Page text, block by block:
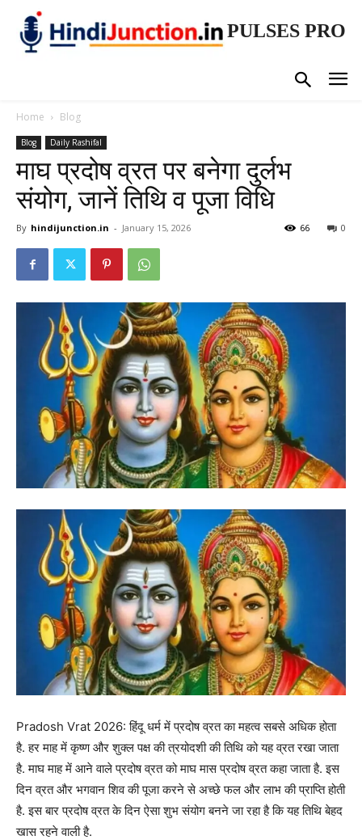
PULSES PRO
Home Blog
Blog Daily Rashifal
माघ प्रदोष व्रत पर बनेगा दुर्लभ
संयोग, जानें तिथि व पूजा विधि
By hindijunction.in - January 15, 2026 0
66
Pradosh Vrat 2026: हिंदू धर्म में प्रदोष व्रत का महत्व सबसे अधिक होता
है. हर माह में कृष्‍ण और शुक्‍ल पक्ष की त्रयोदशी की तिथि को यह व्रत रखा जाता
है. माघ माह में आने वाले प्रदोष व्रत को माघ मास प्रदोष व्रत कहा जाता है. इस
दिन व्रत और भगवान शिव की पूजा करने से अच्‍छे फल और लाभ की प्राप्‍ति होती
है. इस बार प्रदोष व्रत के दिन ऐसा शुभ संयोग बनने जा रहा है कि यह तिथि बेहद
खास रहने वाली है.